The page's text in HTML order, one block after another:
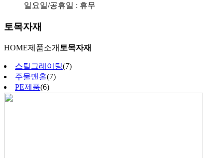
일요일/공휴일 : 휴무
토목자재
HOME제품소개 토목자재
스틸그레이팅(7)
주물맨홀(7)
PE제품(6)